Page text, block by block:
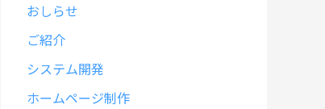
おしらせ
ご紹介
システム開発
ホームページ制作